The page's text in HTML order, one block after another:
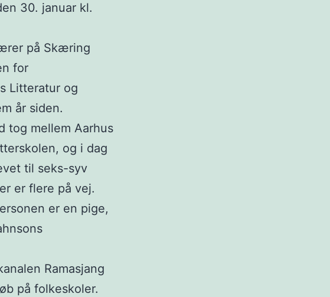
30. januar kl.
på Skæring
for
Litteratur og
år siden.
tog mellem Aarhus
og i dag
til seks-syv
er flere på vej.
er en pige,
Ramasjang
på folkeskoler.